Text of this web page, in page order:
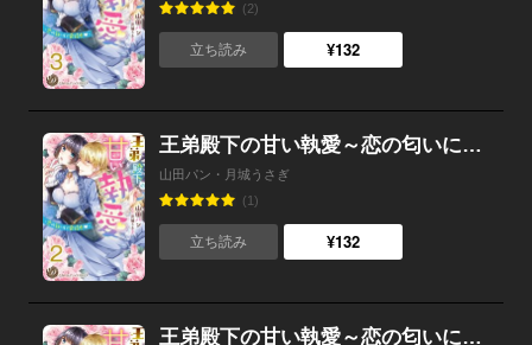
(2)
立ち読み ¥132
王弟殿下の甘い執愛～恋の匂いに発情中～【分冊版】2
山田パン・月城うさぎ
(1)
立ち読み ¥132
王弟殿下の甘い執愛～恋の匂いに発情中～【分冊版】1